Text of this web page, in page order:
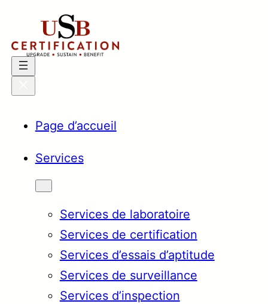
contenu
Page d’accueil
Services
Services de laboratoire
Services de certification
Services d’essais d’aptitude
Services de surveillance
Services d’inspection